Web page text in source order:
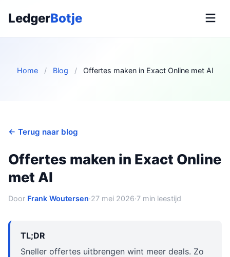
LedgerBotje
Home / Blog / Offertes maken in Exact Online met AI
← Terug naar blog
Offertes maken in Exact Online
met AI
Door Frank Woutersen·27 mei 2026·7 min leestijd
TL;DR
Sneller offertes uitbrengen wint meer deals. Zo